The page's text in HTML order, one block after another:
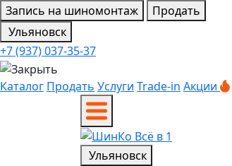
Запись на шиномонтаж
Продать
Ульяновск
+7 (937) 037-35-37
Каталог Продать Услуги Trade-in Акции
Ульяновск